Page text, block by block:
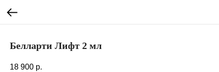
Белларти Лифт 2 мл
18 900 р.